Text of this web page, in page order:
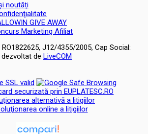
noutăți
GIVE AWAY
Marketing Afiliat
J12/4355/2005, Cap Social:
dezvoltat de LiveCOM